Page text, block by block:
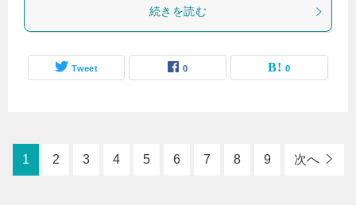
続きを読む
Tweet 0 0
1 2 3 4 5 6 7 8 9 次へ